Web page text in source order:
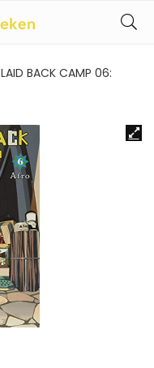
LAID BACK CAMP 06: